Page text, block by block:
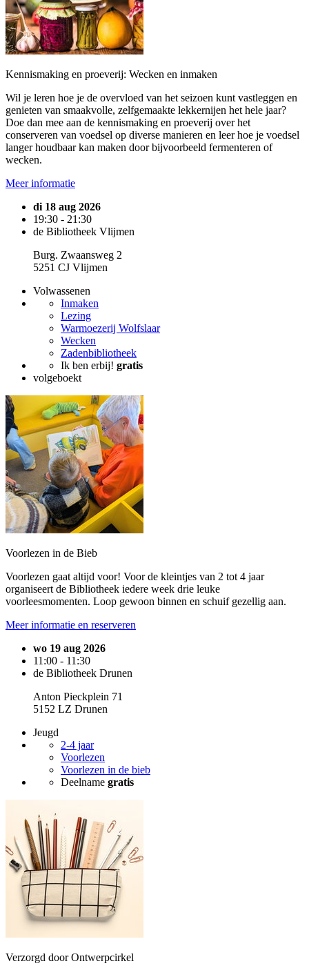
Kennismaking en proeverij: Wecken en inmaken
Wil je leren hoe je de overvloed van het seizoen kunt vastleggen en
genieten van smaakvolle, zelfgemaakte lekkernijen het hele jaar?
Doe dan mee aan de kennismaking en proeverij over het
conserveren van voedsel op diverse manieren en leer hoe je voedsel
langer houdbaar kan maken door bijvoorbeeld fermenteren of
wecken.
Meer informatie
di 18 aug 2026
19:30 - 21:30
de Bibliotheek Vlijmen
Burg. Zwaansweg 2
5251 CJ Vlijmen
Volwassenen
Inmaken
Lezing
Warmoezerij Wolfslaar
Wecken
Zadenbibliotheek
Ik ben erbij! gratis
volgeboekt
Voorlezen in de Bieb
Voorlezen gaat altijd voor! Voor de kleintjes van 2 tot 4 jaar
organiseert de Bibliotheek iedere week drie leuke
voorleesmomenten. Loop gewoon binnen en schuif gezellig aan.
Meer informatie en reserveren
wo 19 aug 2026
11:00 - 11:30
de Bibliotheek Drunen
Anton Pieckplein 71
5152 LZ Drunen
Jeugd
2-4 jaar
Voorlezen
Voorlezen in de bieb
Deelname gratis
Verzorgd door Ontwerpcirkel